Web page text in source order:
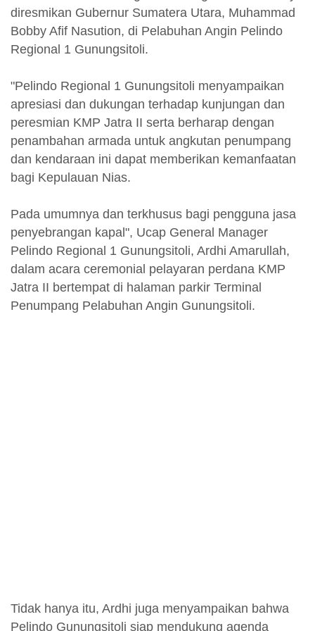
diresmikan Gubernur Sumatera Utara, Muhammad
Bobby Afif Nasution, di Pelabuhan Angin Pelindo
Regional 1 Gunungsitoli.
"Pelindo Regional 1 Gunungsitoli menyampaikan
apresiasi dan dukungan terhadap kunjungan dan
peresmian KMP Jatra II serta berharap dengan
penambahan armada untuk angkutan penumpang
dan kendaraan ini dapat memberikan kemanfaatan
bagi Kepulauan Nias.
Pada umumnya dan terkhusus bagi pengguna jasa
penyebrangan kapal", Ucap General Manager
Pelindo Regional 1 Gunungsitoli, Ardhi Amarullah,
dalam acara ceremonial pelayaran perdana KMP
Jatra II bertempat di halaman parkir Terminal
Penumpang Pelabuhan Angin Gunungsitoli.
Tidak hanya itu, Ardhi juga menyampaikan bahwa
Pelindo Gunungsitoli siap mendukung agenda